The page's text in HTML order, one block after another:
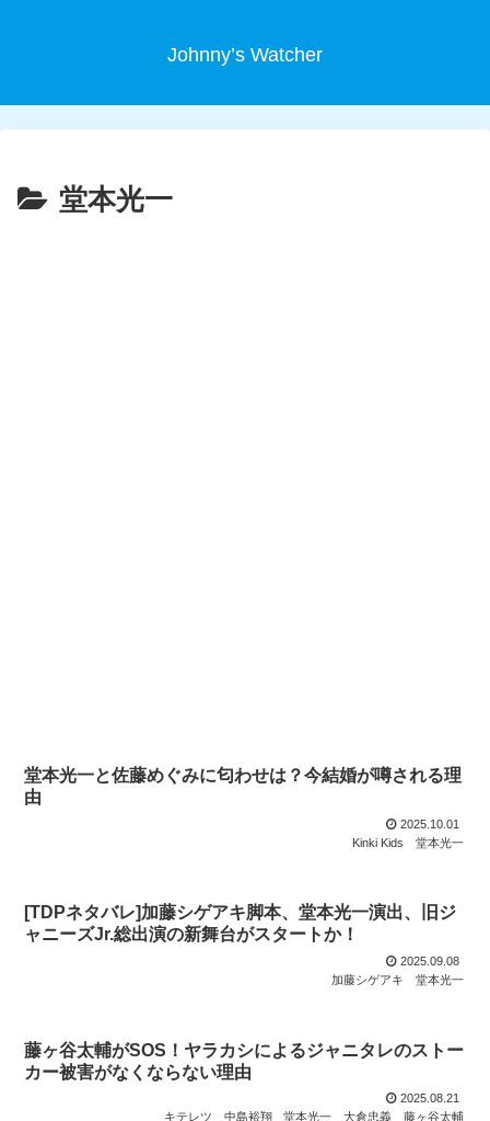
Johnny’s Watcher
堂本光一
堂本光一と佐藤めぐみに匂わせは？今結婚が噂される理
由
2025.10.01
Kinki Kids
堂本光一
[TDPネタバレ]加藤シゲアキ脚本、堂本光一演出、旧ジ
ャニーズJr.総出演の新舞台がスタートか！
2025.09.08
加藤シゲアキ
堂本光一
藤ヶ谷太輔がSOS！ヤラカシによるジャニタレのストー
カー被害がなくならない理由
2025.08.21
キテレツ
中島裕翔 堂本光一 大倉忠義 藤ヶ谷太輔